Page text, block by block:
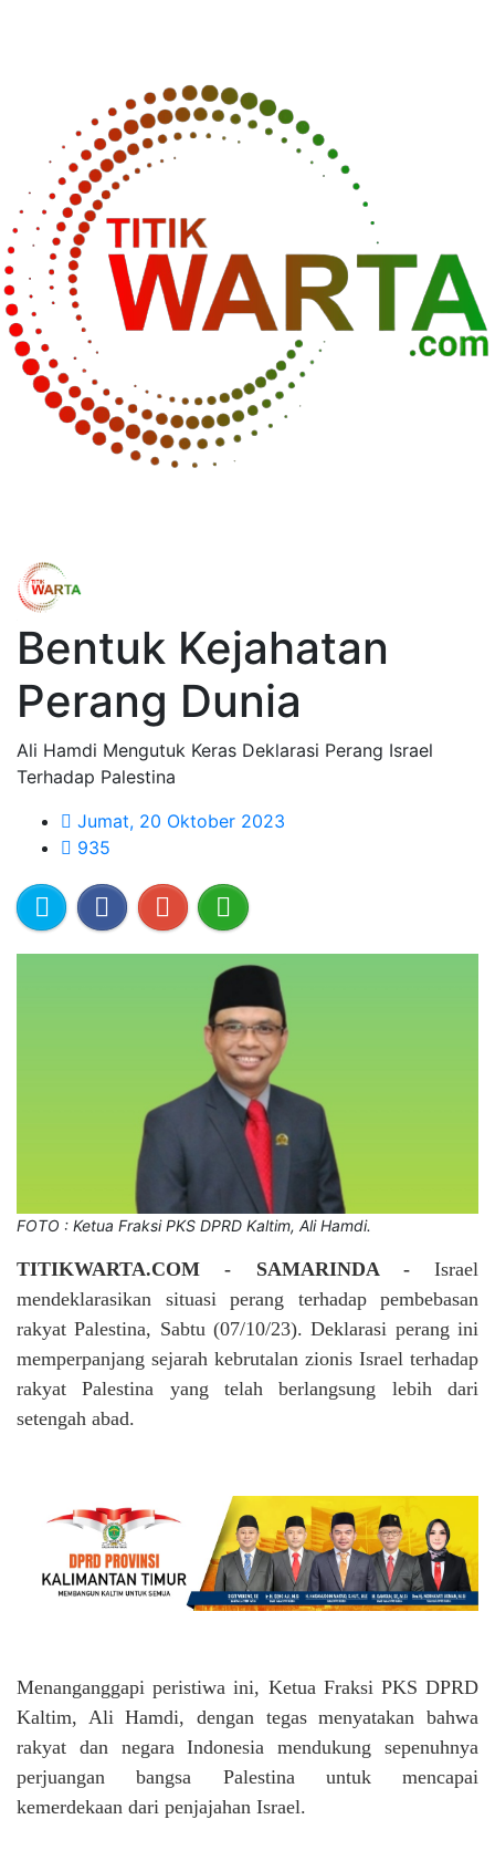
Bentuk Kejahatan
Perang Dunia
Ali Hamdi Mengutuk Keras Deklarasi Perang Israel
Terhadap Palestina
Jumat, 20 Oktober 2023
935
FOTO : Ketua Fraksi PKS DPRD Kaltim, Ali Hamdi.
TITIKWARTA.COM - SAMARINDA - Israel
mendeklarasikan situasi perang terhadap pembebasan
rakyat Palestina, Sabtu (07/10/23). Deklarasi perang ini
memperpanjang sejarah kebrutalan zionis Israel terhadap
rakyat Palestina yang telah berlangsung lebih dari
setengah abad.
Menanganggapi peristiwa ini, Ketua Fraksi PKS DPRD
Kaltim, Ali Hamdi, dengan tegas menyatakan bahwa
rakyat dan negara Indonesia mendukung sepenuhnya
perjuangan bangsa Palestina untuk mencapai
kemerdekaan dari penjajahan Israel.